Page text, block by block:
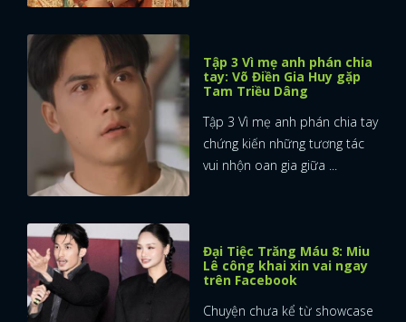
Tập 3 Vì mẹ anh phán chia
tay: Võ Điền Gia Huy gặp
Tam Triều Dâng
Tập 3 Vì mẹ anh phán chia tay
chứng kiến những tương tác
vui nhộn oan gia giữa ...
Đại Tiệc Trăng Máu 8: Miu
Lê công khai xin vai ngay
trên Facebook
Chuyện chưa kể từ showcase